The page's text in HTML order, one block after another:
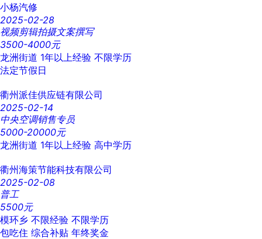
小杨汽修
2025-02-28
视频剪辑拍摄文案撰写
3500-4000元
龙洲街道 1年以上经验 不限学历
法定节假日
衢州派佳供应链有限公司
2025-02-14
中央空调销售专员
5000-20000元
龙洲街道 1年以上经验 高中学历
衢州海策节能科技有限公司
2025-02-08
普工
5500元
模环乡 不限经验 不限学历
包吃住 综合补贴 年终奖金